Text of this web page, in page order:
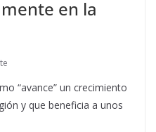
en la
“avance” un crecimiento
y que beneficia a unos